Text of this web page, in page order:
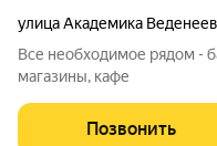
улица Академика
Все необходимое рядом -
магазины, кафе
Позвонить